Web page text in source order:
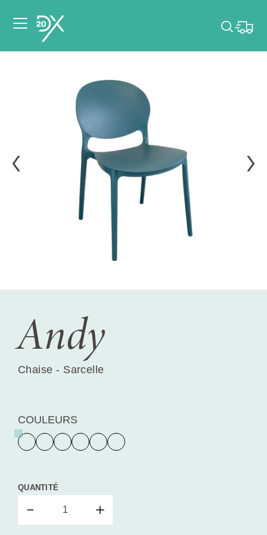
dates de votre
événement.
Choisir mes dates
Andy
Chaise - Sarcelle
COULEURS
QUANTITÉ